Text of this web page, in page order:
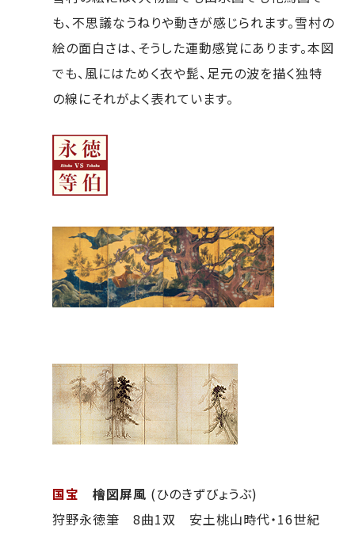
も、不思議なうねりや動きが感じられます。雪村の
絵の面白さは、そうした運動感覚にあります。本図
でも、風にはためく衣や髭、足元の波を描く独特
の線にそれがよく表れています。
国宝 檜図屏風 (ひのきずびょうぶ)
狩野永徳筆 8曲1双 安土桃山時代・16世紀